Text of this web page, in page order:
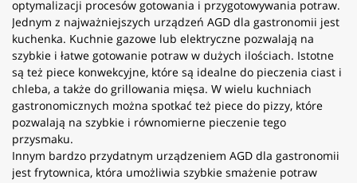
optymalizacji procesów gotowania i przygotowywania potraw.
Jednym z najważniejszych urządzeń AGD dla gastronomii jest
kuchenka. Kuchnie gazowe lub elektryczne pozwalają na
szybkie i łatwe gotowanie potraw w dużych ilościach. Istotne
są też piece konwekcyjne, które są idealne do pieczenia ciast i
chleba, a także do grillowania mięsa. W wielu kuchniach
gastronomicznych można spotkać też piece do pizzy, które
pozwalają na szybkie i równomierne pieczenie tego
przysmaku.
Innym bardzo przydatnym urządzeniem AGD dla gastronomii
jest frytownica, która umożliwia szybkie smażenie potraw